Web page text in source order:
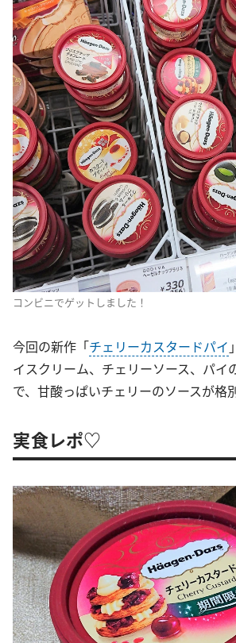
コンビニでゲットしました！
今回の新作「チェリーカスタードパイ
イスクリーム、チェリーソース、パイ
で、甘酸っぱいチェリーのソースが格
実食レポ♡